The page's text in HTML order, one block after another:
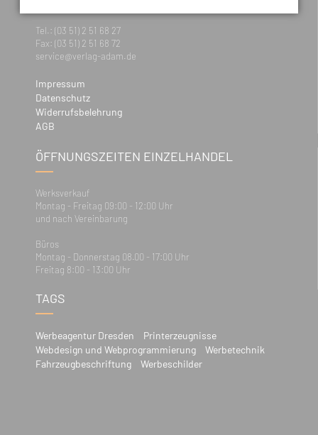
Tel.: (03 51) 2 51 68 27
Fax: (03 51) 2 51 68 72
service@verlag-adam.de
Impressum
Datenschutz
Widerrufsbelehrung
AGB
ÖFFNUNGSZEITEN EINZELHANDEL
Werksverkauf
Montag - Freitag 09:00 - 12:00 Uhr
und nach Vereinbarung
Büros
Montag - Donnerstag 08.00 - 17:00 Uhr
Freitag 8:00 - 13:00 Uhr
TAGS
Werbeagentur Dresden
Printerzeugnisse
Webdesign und Webprogrammierung
Werbetechnik
Fahrzeugbeschriftung
Werbeschilder